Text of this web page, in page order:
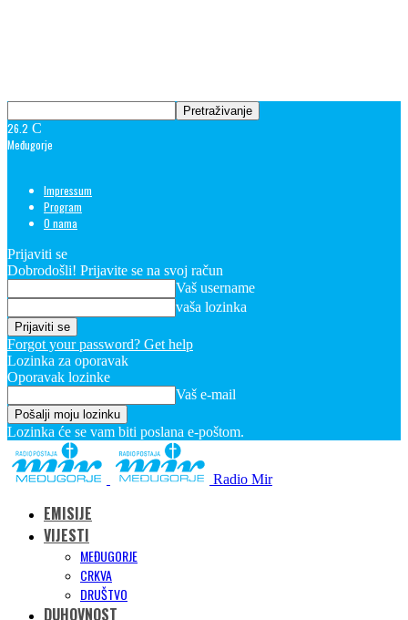
26.2 C
Međugorje
Impressum
Program
O nama
Prijaviti se
Dobrodošli! Prijavite se na svoj račun
Vaš username
vaša lozinka
Forgot your password? Get help
Lozinka za oporavak
Oporavak lozinke
Vaš e-mail
Lozinka će se vam biti poslana e-poštom.
Radio Mir
EMISIJE
VIJESTI
MEĐUGORJE
CRKVA
DRUŠTVO
DUHOVNOST